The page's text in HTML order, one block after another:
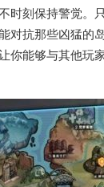
时刻保持警觉。
对抗那些凶猛的
你能够与其他玩